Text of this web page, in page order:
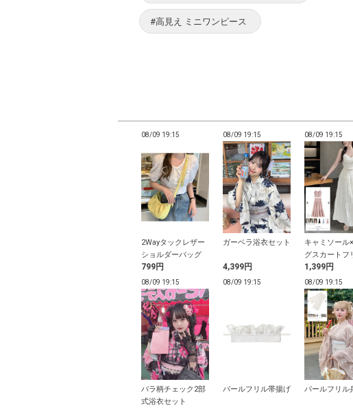
#高見え ミニワンピース
08/09 19:15
2Wayタックレザー
ショルダーバッグ
799円
08/09 19:15
ガーベラ浴衣セット
4,399円
08/09 19:15
キャミソール
グスカートフ
ットアップ
1,399円
08/09 19:15
バラ柄チェック2部
式浴衣セット
08/09 19:15
パールフリル帯揚げ
08/09 19:15
パールフリル